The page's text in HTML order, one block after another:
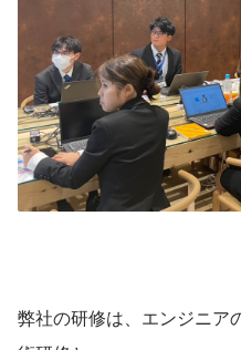
弊社の研修は、エンジニア